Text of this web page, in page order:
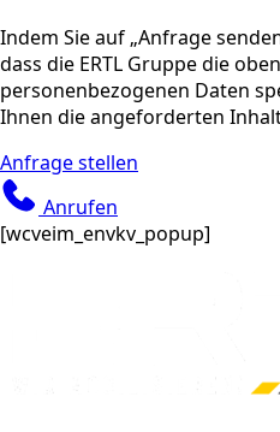
Indem Sie auf „Anfrage
dass die ERTL Gruppe die
personenbezogenen Daten
Ihnen die angeforderten
Anfrage stellen
Anrufen
[wcveim_envkv_popup]